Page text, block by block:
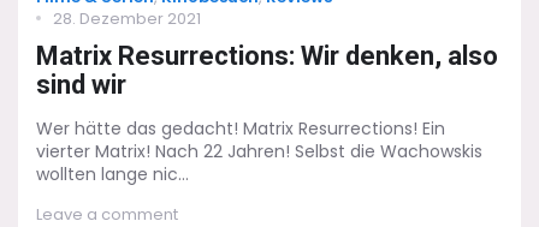
Posted
28. Dezember 2021
Matrix Resurrections: Wir denken, also
sind wir
Wer hätte das gedacht! Matrix Resurrections! Ein
vierter Matrix! Nach 22 Jahren! Selbst die Wachowskis
wollten lange nic...
Leave a commenton